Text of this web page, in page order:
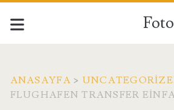
ANASAYFA >
FLUGHAFEN TRANSFER